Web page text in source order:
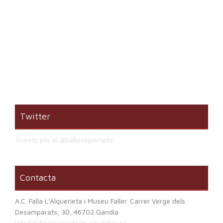
Twitter
Tweets por el @FallaAlquerieta.
Contacta
A.C. Falla L'Alquerieta i Museu Faller. Carrer Verge dels
Desamparats, 30, 46702 Gandia